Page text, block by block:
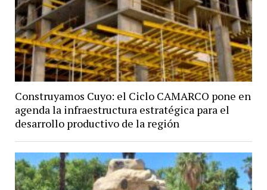
Construyamos Cuyo: el Ciclo CAMARCO pone en
agenda la infraestructura estratégica para el
desarrollo productivo de la región